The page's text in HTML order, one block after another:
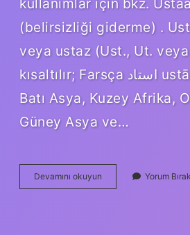
(belirsizliği giderme) .
veya ustaz (Ust., Ut.
kısaltılır; Farsça استاد ustād’dan gelir)
Batı Asya, Kuzey Afrika,
Güney Asya ve…
Devamını okuyun Üstadüddar
Ne
Yorum Bırak